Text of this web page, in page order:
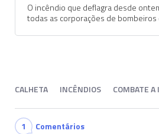
O incêndio que deflagra desde
todas as corporações de bombeiros
CALHETA INCÊNDIOS COMBATE
1 Comentários